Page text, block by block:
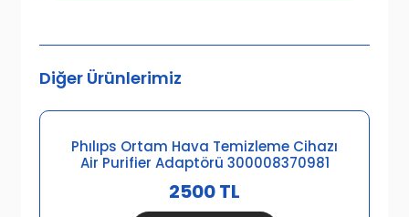
Diğer Ürünlerimiz
Phılıps Ortam Hava Temizleme Cihazı
Air Purifier Adaptörü 300008370981
2500 TL